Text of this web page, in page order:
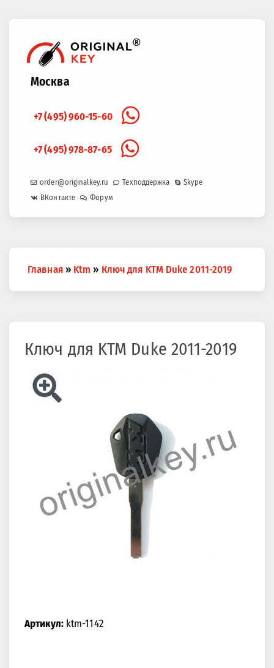
Москва
+7 (495) 960-15-60
+7 (495) 978-87-65
order@originalkey.ru Техподдержка
Skype
ВКонтакте
Форум
здесь
Главная » Ktm » Ключ для KTM Duke 2011-2019
Ключ для KTM Duke 2011-2019
Артикул:ktm-1142